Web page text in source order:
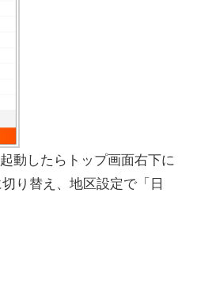
動したらトップ画面右下に
り替え、地区設定で「日